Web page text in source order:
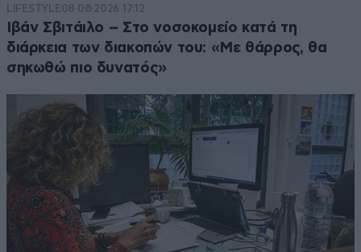
LIFESTYLE08·08·2026 17:12
Ιβάν Σβιτάιλο – Στο νοσοκομείο κατά τη
διάρκεια των διακοπών του: «Με θάρρος, θα
σηκωθώ πιο δυνατός»